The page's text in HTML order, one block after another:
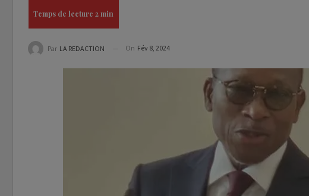
Par LA REDACTION On Fév 8, 2024